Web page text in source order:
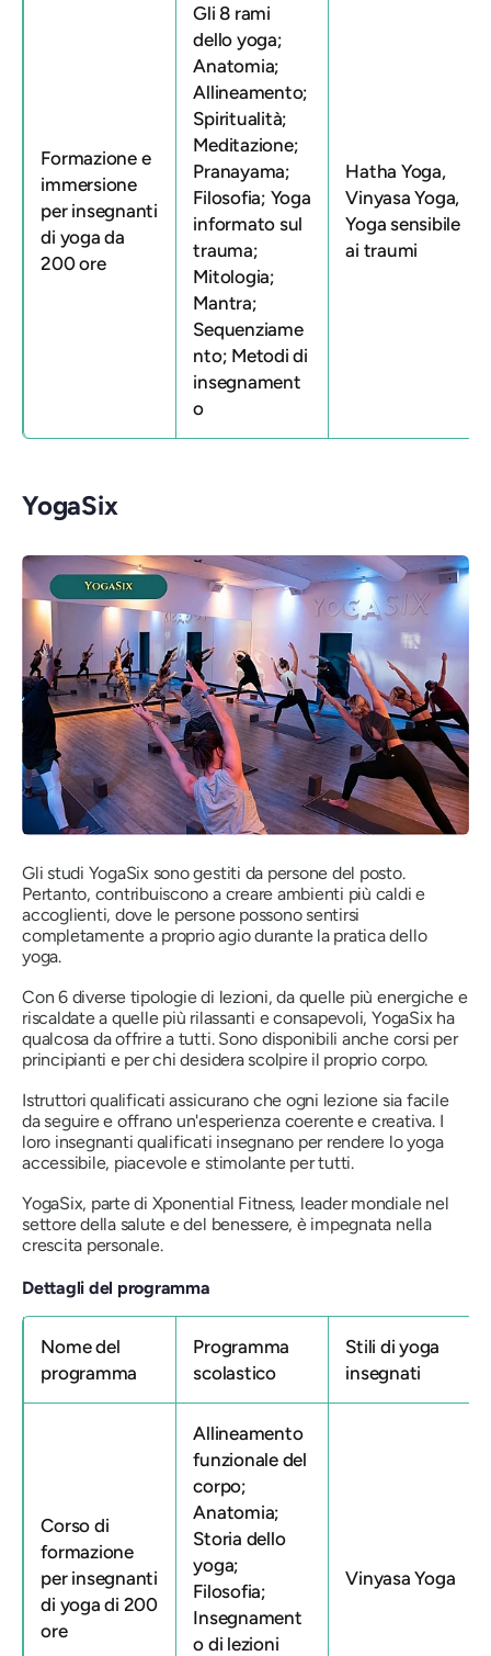
Formazione e
immersione
per insegnanti
di yoga da
200 ore
Gli 8 rami
dello yoga;
Anatomia;
Allineamento;
Spiritualità;
Meditazione;
Pranayama;
Filosofia; Yoga
informato sul
trauma;
Mitologia;
Mantra;
Sequenziame
nto; Metodi di
insegnament
o
Hatha Yoga,
Vinyasa Yoga,
Yoga sensibile
ai traumi
YogaSix
Gli studi YogaSix sono gestiti da persone del posto.
Pertanto, contribuiscono a creare ambienti più caldi e
accoglienti, dove le persone possono sentirsi
completamente a proprio agio durante la pratica dello
yoga.
Con 6 diverse tipologie di lezioni, da quelle più energiche e
riscaldate a quelle più rilassanti e consapevoli, YogaSix ha
qualcosa da offrire a tutti. Sono disponibili anche corsi per
principianti e per chi desidera scolpire il proprio corpo.
Istruttori qualificati assicurano che ogni lezione sia facile
da seguire e offrano un'esperienza coerente e creativa. I
loro insegnanti qualificati insegnano per rendere lo yoga
accessibile, piacevole e stimolante per tutti.
YogaSix, parte di Xponential Fitness, leader mondiale nel
settore della salute e del benessere, è impegnata nella
crescita personale.
Dettagli del programma
Nome del
programma
Programma
scolastico
Stili di yoga
insegnati
Corso di
formazione
per insegnanti
di yoga di 200
ore
Allineamento
funzionale del
corpo;
Anatomia;
Storia dello
yoga;
Filosofia;
Insegnament
o di lezioni
Vinyasa Yoga